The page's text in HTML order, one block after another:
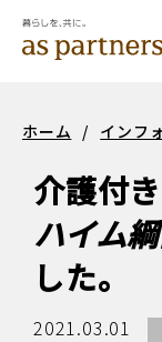
ホーム / インフ
介護付
ハイム綱
した。
2021.03.01
サステナ
リテ